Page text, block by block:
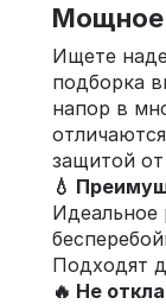
Мощное
Ищете
подборка
напор в
защитой от
💧
Идеальное
Подходят
🔥 Не